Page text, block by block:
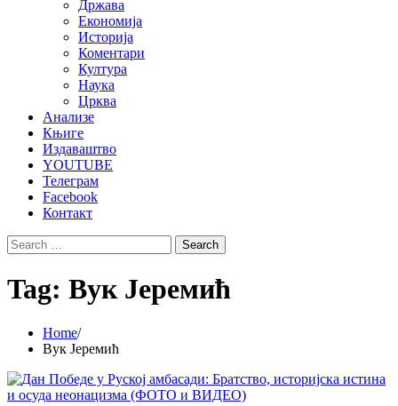
Држава
Економија
Историја
Коментари
Култура
Наука
Црква
Анализе
Књиге
Издаваштво
YOUTUBE
Телеграм
Facebook
Контакт
Search
for:
Tag: Вук Јеремић
Home
Вук Јеремић